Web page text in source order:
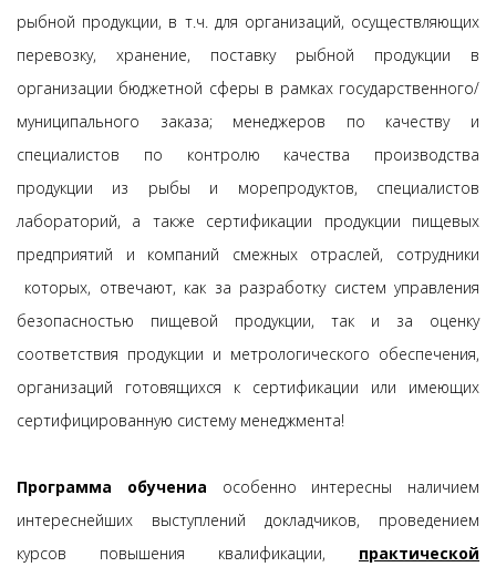
рыбной продукции, в т.ч. для организаций, осуществляющих
перевозку, хранение, поставку рыбной продукции в
организации бюджетной сферы в рамках государственного/
муниципального заказа; менеджеров по качеству и
специалистов по контролю качества производства
продукции из рыбы и морепродуктов, специалистов
лабораторий, а также сертификации продукции пищевых
предприятий и компаний смежных отраслей, сотрудники
которых, отвечают, как за разработку систем управления
безопасностью пищевой продукции, так и за оценку
соответствия продукции и метрологического обеспечения,
организаций готовящихся к сертификации или имеющих
сертифицированную систему менеджмента!
Программа обучениа особенно интересны наличием
интереснейших выступлений докладчиков, проведением
курсов повышения квалификации, практической